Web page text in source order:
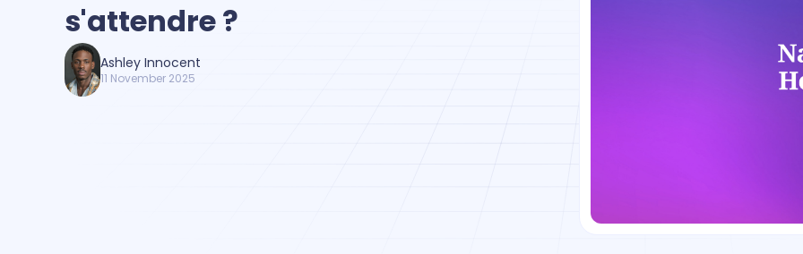
s'attendre ?
Ashley Innocent
11 November 2025